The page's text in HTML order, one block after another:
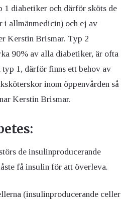
1 diabetiker och därför sköts de
i allmänmedicin) och ej av
Kerstin Brismar. Typ 2
90% av alla diabetiker, är ofta
1, därför finns ett behov av
inom öppenvården så
Kerstin Brismar.
de insulinproducerande
få insulin för att överleva.
(insulinproducerande celler